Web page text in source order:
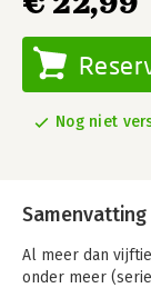
Nog niet
Samenvatting
Al meer dan
onder meer